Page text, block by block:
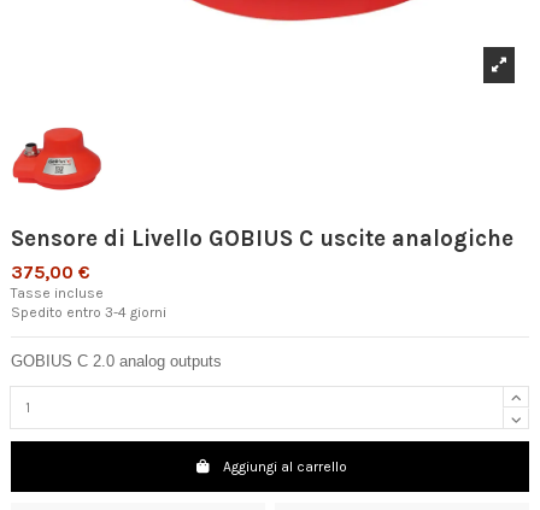
Sensore di Livello GOBIUS C uscite analogiche
375,00 €
Tasse incluse
Spedito entro 3-4 giorni
GOBIUS C 2.0 analog outputs
Aggiungi al carrello